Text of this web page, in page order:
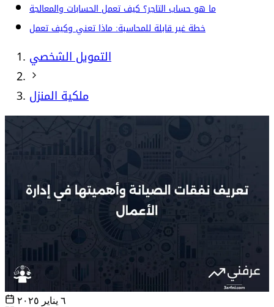
ما هو حساب التاجر؟ كيف تعمل الحسابات والمعالجة
خطة غير قابلة للمحاسبة: ماذا تعني وكيف تعمل
التمويل الشخصي
ملكية المنزل
٦ يناير ٢٠٢٥